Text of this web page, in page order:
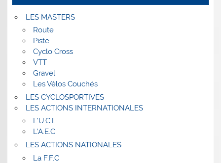
LES MASTERS
Route
Piste
Cyclo Cross
VTT
Gravel
Les Vélos Couchés
LES CYCLOSPORTIVES
LES ACTIONS INTERNATIONALES
L’U.C.I.
L’A.E.C
LES ACTIONS NATIONALES
La F.F.C